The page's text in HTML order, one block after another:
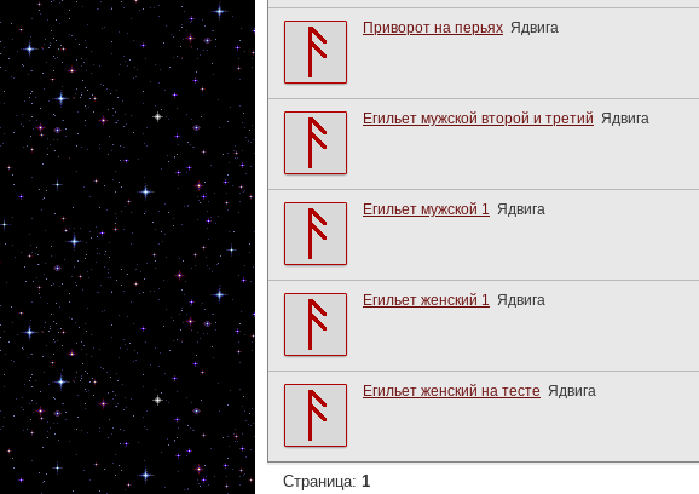
Приворот на перьях Ядвига
Егильет мужской второй и третий Ядвига
Егильет мужской 1 Ядвига
Егильет женский 1 Ядвига
Егильет женский на тесте Ядвига
Страница: 1